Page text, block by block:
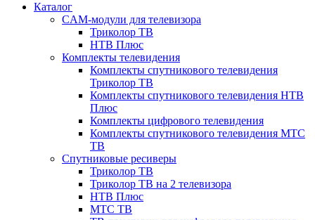
Каталог
CAM-модули для телевизора
Триколор ТВ
НТВ Плюс
Комплекты телевидения
Комплекты спутникового телевидения
Триколор ТВ
Комплекты спутникового телевидения НТВ
Плюс
Комплекты цифрового телевидения
Комплекты спутникового телевидения МТС
ТВ
Спутниковые ресиверы
Триколор ТВ
Триколор ТВ на 2 телевизора
НТВ Плюс
МТС ТВ